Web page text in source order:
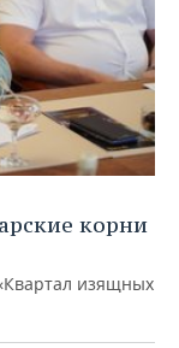
корни
изящных